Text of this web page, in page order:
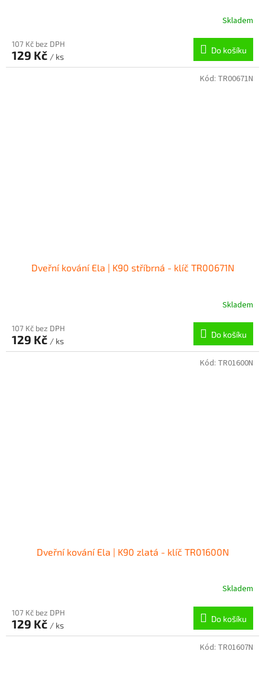
Skladem
107 Kč bez DPH
129 Kč / ks
Do košíku
Dveřní kování Ela | K90 stříbrná - klíč TR00671N
Skladem
107 Kč bez DPH
129 Kč / ks
Do košíku
Kód: TR00671N
Dveřní kování Ela | K90 zlatá - klíč TR01600N
Skladem
107 Kč bez DPH
129 Kč / ks
Do košíku
Kód: TR01600N
Kód: TR01607N